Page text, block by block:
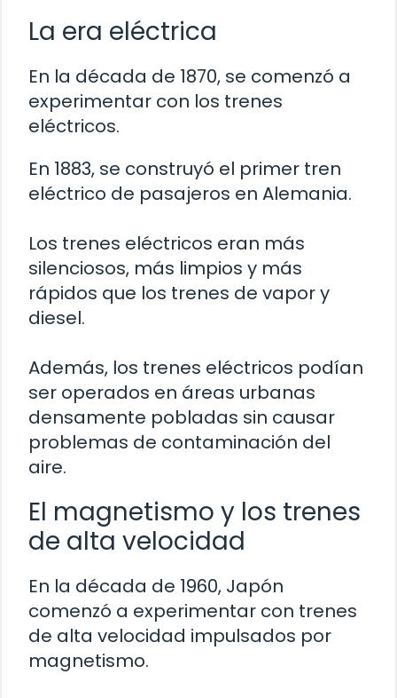
La era eléctrica
En la década de 1870, se comenzó a
experimentar con los trenes
eléctricos.
En 1883, se construyó el primer tren
eléctrico de pasajeros en Alemania.
Los trenes eléctricos eran más
silenciosos, más limpios y más
rápidos que los trenes de vapor y
diesel.
Además, los trenes eléctricos podían
ser operados en áreas urbanas
densamente pobladas sin causar
problemas de contaminación del
aire.
El magnetismo y los trenes
de alta velocidad
En la década de 1960, Japón
comenzó a experimentar con trenes
de alta velocidad impulsados por
magnetismo.